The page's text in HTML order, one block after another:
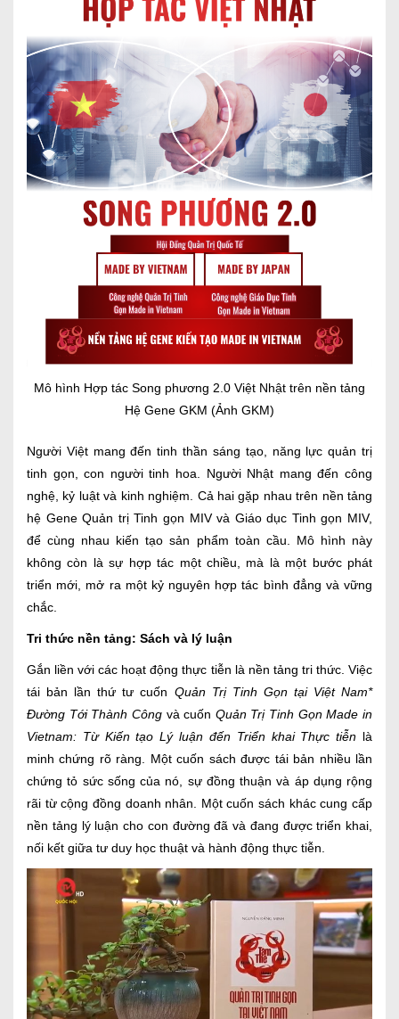
Mô hình Hợp tác Song phương 2.0 Việt Nhật trên nền tảng
Hệ Gene GKM (Ảnh GKM)
Người Việt mang đến tinh thần sáng tạo, năng lực quản trị
tinh gọn, con người tinh hoa. Người Nhật mang đến công
nghệ, kỷ luật và kinh nghiệm. Cả hai gặp nhau trên nền tảng
hệ Gene Quản trị Tinh gọn MIV và Giáo dục Tinh gọn MIV,
để cùng nhau kiến tạo sản phẩm toàn cầu. Mô hình này
không còn là sự hợp tác một chiều, mà là một bước phát
triển mới, mở ra một kỷ nguyên hợp tác bình đẳng và vững
chắc.
Tri thức nền tảng: Sách và lý luận
Gắn liền với các hoạt động thực tiễn là nền tảng tri thức. Việc
tái bản lần thứ tư cuốn Quản Trị Tinh Gọn tại Việt Nam*
Đường Tới Thành Côngvà cuốn Quản Trị Tinh Gọn Made in
Vietnam: Từ Kiến tạo Lý luận đến Triển khai Thực tiễn là
minh chứng rõ ràng. Một cuốn sách được tái bản nhiều lần
chứng tỏ sức sống của nó, sự đồng thuận và áp dụng rộng
rãi từ cộng đồng doanh nhân. Một cuốn sách khác cung cấp
nền tảng lý luận cho con đường đã và đang được triển khai,
nối kết giữa tư duy học thuật và hành động thực tiễn.